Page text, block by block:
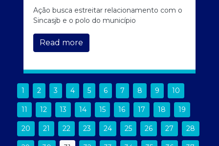
Ação busca estreitar relacionamento com o
Sincasjb e o polo do município
Read more
1 2 3 4 5 6 7 8 9 10
11 12 13 14 15 16 17 18 19
20 21 22 23 24 25 26 27 28